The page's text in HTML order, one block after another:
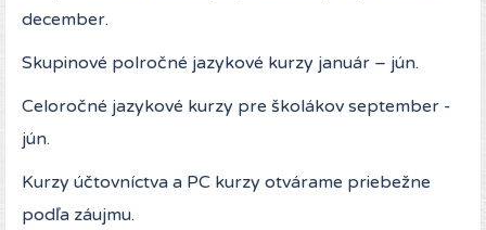
december.
Skupinové polročné jazykové kurzy január – jún.
Celoročné jazykové kurzy pre školákov september -
jún.
Kurzy účtovníctva a PC kurzy otvárame priebežne
podľa záujmu.